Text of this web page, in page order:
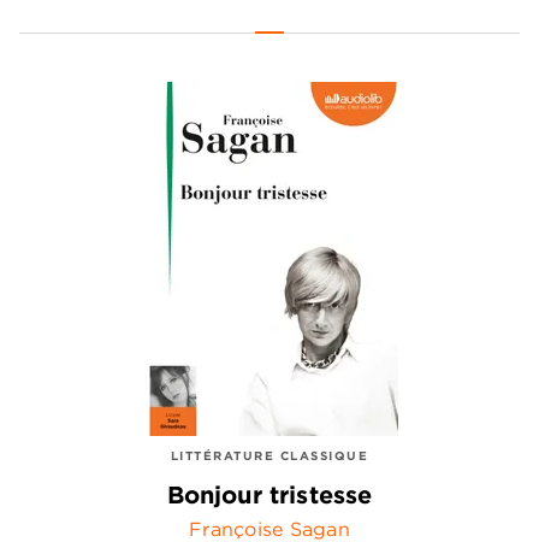
LITTÉRATURE CLASSIQUE
Bonjour tristesse
Françoise Sagan